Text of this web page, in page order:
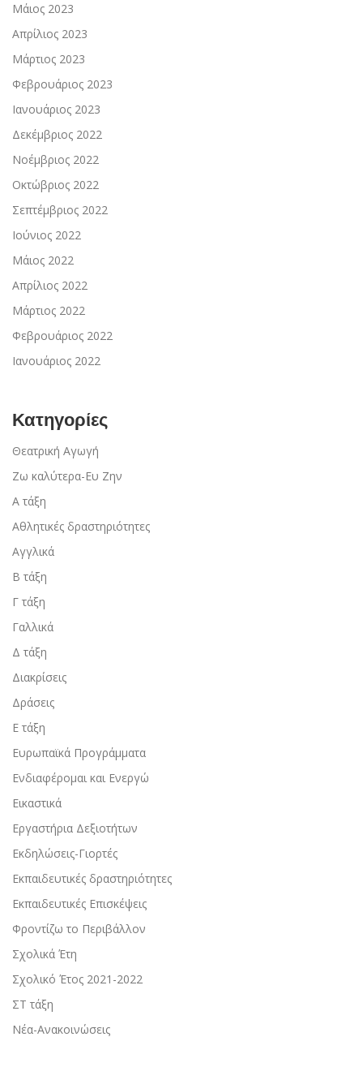
Μάιος 2023
Απρίλιος 2023
Μάρτιος 2023
Φεβρουάριος 2023
Ιανουάριος 2023
Δεκέμβριος 2022
Νοέμβριος 2022
Οκτώβριος 2022
Σεπτέμβριος 2022
Ιούνιος 2022
Μάιος 2022
Απρίλιος 2022
Μάρτιος 2022
Φεβρουάριος 2022
Ιανουάριος 2022
Κατηγορίες
Θεατρική Αγωγή
Ζω καλύτερα-Ευ Ζην
Α τάξη
Αθλητικές δραστηριότητες
Αγγλικά
Β τάξη
Γ τάξη
Γαλλικά
Δ τάξη
Διακρίσεις
Δράσεις
Ε τάξη
Ευρωπαϊκά Προγράμματα
Ενδιαφέρομαι και Ενεργώ
Εικαστικά
Εργαστήρια Δεξιοτήτων
Εκδηλώσεις-Γιορτές
Εκπαιδευτικές δραστηριότητες
Εκπαιδευτικές Επισκέψεις
Φροντίζω το Περιβάλλον
Σχολικά Έτη
Σχολικό Έτος 2021-2022
ΣΤ τάξη
Νέα-Ανακοινώσεις